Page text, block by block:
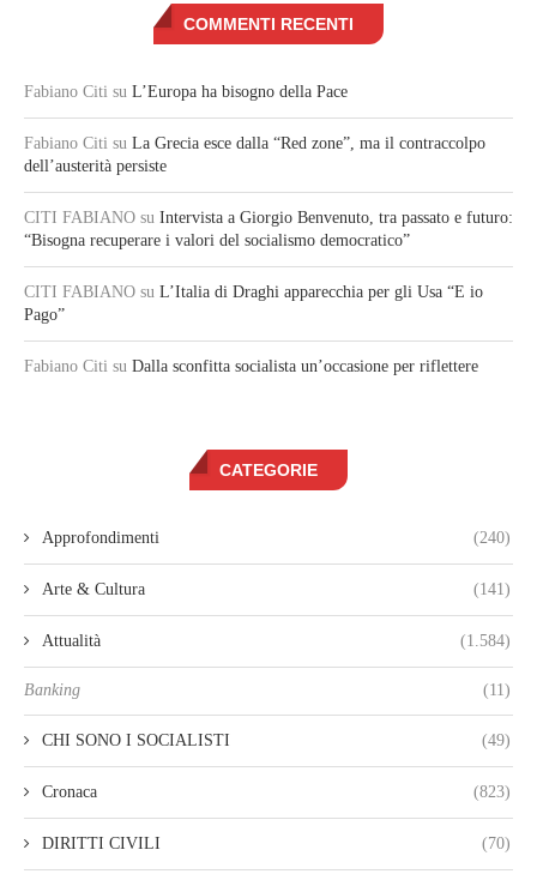
COMMENTI RECENTI
Fabiano Citi su L’Europa ha bisogno della Pace
Fabiano Citi su La Grecia esce dalla “Red zone”, ma il contraccolpo
dell’austerità persiste
CITI FABIANO su Intervista a Giorgio Benvenuto, tra passato e futuro:
“Bisogna recuperare i valori del socialismo democratico”
CITI FABIANO su L’Italia di Draghi apparecchia per gli Usa “E io
Pago”
Fabiano Citi su Dalla sconfitta socialista un’occasione per riflettere
CATEGORIE
Approfondimenti (240)
Arte & Cultura (141)
Attualità (1.584)
Banking (11)
CHI SONO I SOCIALISTI (49)
Cronaca (823)
DIRITTI CIVILI (70)